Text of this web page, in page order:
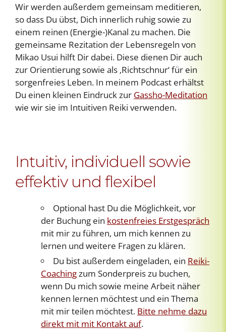
Wir werden außerdem gemeinsam meditieren,
so dass Du übst, Dich innerlich ruhig sowie zu
einem reinen (Energie-)Kanal zu machen. Die
gemeinsame Rezitation der Lebensregeln von
Mikao Usui hilft Dir dabei. Diese dienen Dir auch
zur Orientierung sowie als ‚Richtschnur‘ für ein
sorgenfreies Leben. In meinem Podcast erhältst
Du einen kleinen Eindruck zur Gassho-Meditation
wie wir sie im Intuitiven Reiki verwenden.
Intuitiv, individuell sowie
effektiv und flexibel
Optional hast Du die Möglichkeit, vor
der Buchung ein kostenfreies Erstgespräch
mit mir zu führen, um mich kennen zu
lernen und weitere Fragen zu klären.
Du bist außerdem eingeladen, ein Reiki-
Coachingzum Sonderpreis zu buchen,
wenn Du mich sowie meine Arbeit näher
kennen lernen möchtest und ein Thema
mit mir teilen möchtest. Bitte nehme dazu
direkt mit mit Kontakt auf.